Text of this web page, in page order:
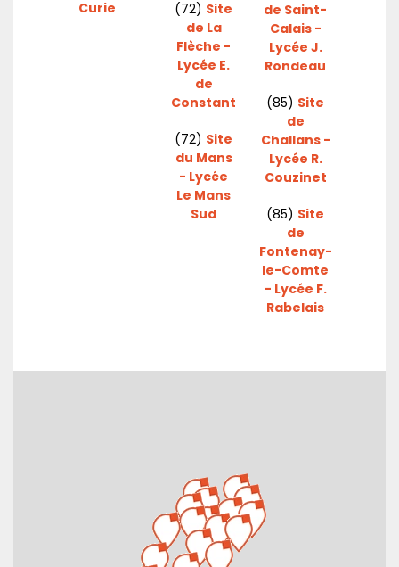
Curie (72) Site
de La
Flèche -
Lycée E.
de
Constant
(72) Site
du Mans
- Lycée
Le Mans
Sud
de Saint-
Calais -
Lycée J.
Rondeau
(85) Site
de
Challans -
Lycée R.
Couzinet
(85) Site
de
Fontenay-
le-Comte
- Lycée F.
Rabelais